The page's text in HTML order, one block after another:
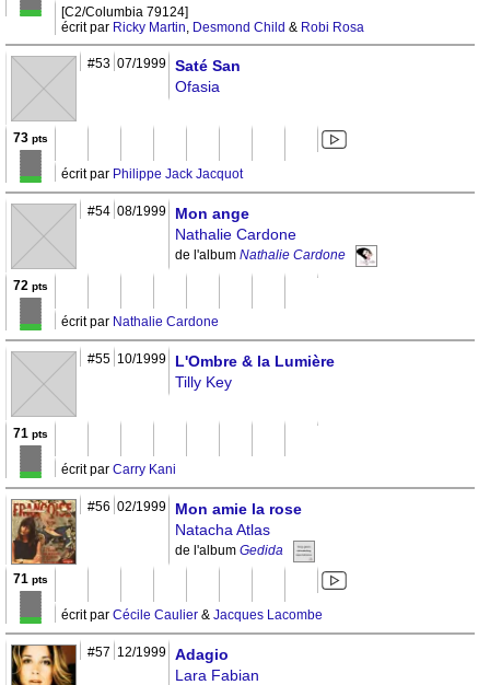
[C2/Columbia 79124]
écrit par Ricky Martin, Desmond Child & Robi Rosa
#53 07/1999 Saté San
Ofasia
73 pts
écrit par Philippe Jack Jacquot
#54 08/1999
Mon ange
Nathalie Cardone
de l'album Nathalie Cardone
72 pts
écrit par Nathalie Cardone
#55 10/1999
L'Ombre & la Lumière
Tilly Key
71 pts
écrit par Carry Kani
#56 02/1999
Mon amie la rose
Natacha Atlas
de l'album Gedida
71 pts
écrit par Cécile Caulier & Jacques Lacombe
#57 12/1999 Adagio
Lara Fabian